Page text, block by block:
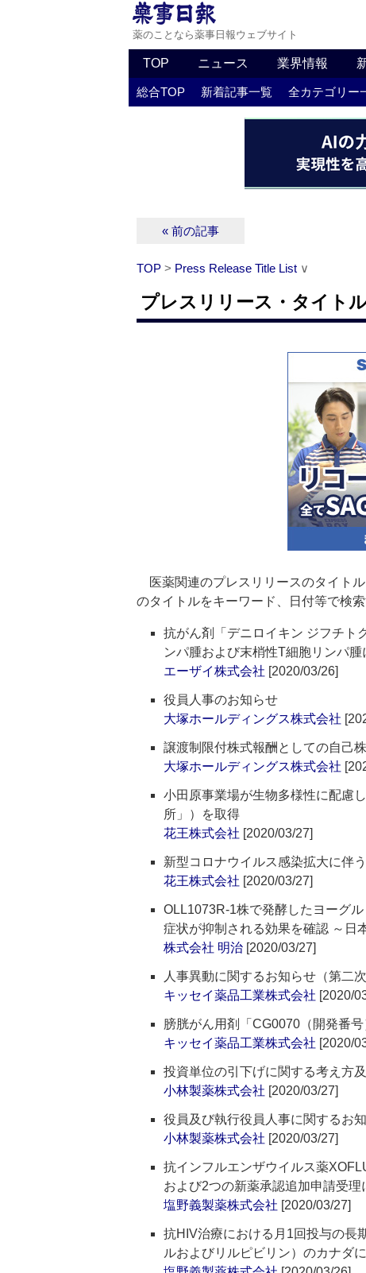
薬のことなら薬事日報ウェブサイト
TOP ニュース 業界情報
総合TOP 新着記事一覧 全カテゴリー
« 前の記事
TOP > Press Release Title List ∨
プレスリリース・タイト
医薬関連のプレスリリースのタイトル
のタイトルをキーワード、日付等で検
抗がん剤「デニロイキン ジフチト
ンパ腫および末梢性T細胞リンパ
エーザイ株式会社 [2020/03/26]
役員人事のお知らせ
大塚ホールディングス株式会社
譲渡制限付株式報酬としての自己
大塚ホールディングス株式会社
小田原事業場が生物多様性に配慮
所」）を取得
花王株式会社 [2020/03/27]
新型コロナウイルス感染拡大に伴
花王株式会社 [2020/03/27]
OLL1073R-1株で発酵したヨーグ
症状が抑制される効果を確認 ～日
株式会社 明治 [2020/03/27]
人事異動に関するお知らせ（第二次
キッセイ薬品工業株式会社 [2020/
膀胱がん用剤「CG0070（開発番
キッセイ薬品工業株式会社 [2020/
投資単位の引下げに関する考え方
小林製薬株式会社 [2020/03/27]
役員及び執行役員人事に関するお
小林製薬株式会社 [2020/03/27]
抗インフルエンザウイルス薬
および2つの新薬承認追加申請受理
塩野義製薬株式会社 [2020/03/27]
抗HIV治療における月1回投与の長
ルおよびリルピビリン）のカナダ